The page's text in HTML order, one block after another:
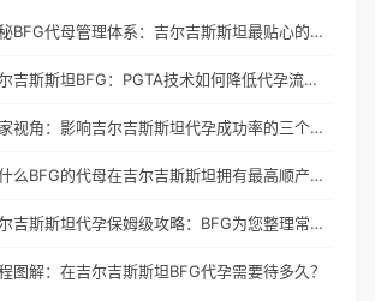
揭秘BFG代母管理体系：吉尔吉斯斯坦最贴心的生活照顾
吉尔吉斯斯坦BFG：PGTA技术如何降低代孕流产风险？
专家视角：影响吉尔吉斯斯坦代孕成功率的三个核心要素
为什么BFG的代母在吉尔吉斯斯坦拥有最高顺产率？
吉尔吉斯斯坦代孕保姆级攻略：BFG为您整理常见QA
图解：在吉尔吉斯斯坦BFG代孕需要待多久？